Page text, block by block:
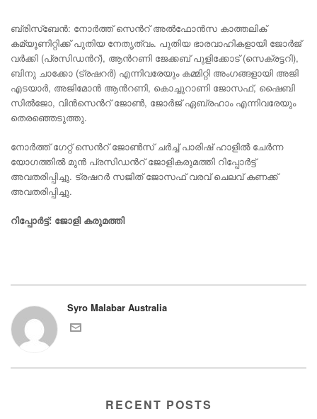
ബ്രിസ്ബേൻ: നോർത്ത് സെന്‍റ് അൽഫോൻസ കാത്തലിക്
കമ്യൂണിറ്റിക്ക് പുതിയ നേതൃത്വം. പുതിയ ഭാരവാഹികളായി ജോർജ്
വർക്കി (പ്രസിഡന്‍റ്), ആന്‍റണി ജേക്കബ് പുളിക്കോട് (സെക്രട്ടറി),
ബിനു ചാക്കോ (ട്രഷറർ) എന്നിവരേയും കമ്മിറ്റി അംഗങ്ങളായി അജി
എടയാർ, അജിമോൻ ആന്‍റണി, കൊച്ചുറാണി ജോസഫ്, ഷൈബി
സിൽജോ, വിൻസെന്‍റ് ജോൺ, ജോർജ് ഏബ്രഹാം എന്നിവരേയും
തെരഞ്ഞെടുത്തു.
നോർത്ത് ഗേറ്റ് സെന്‍റ് ജോൺസ് ചർച്ച് പാരിഷ് ഹാളിൽ ചേർന്ന
യോഗത്തിൽ മുൻ പ്രസിഡന്‍റ് ജോളികരുമത്തി റിപ്പോർട്ട്
അവതരിപ്പിച്ചു. ട്രഷറർ സജിത് ജോസഫ് വരവ് ചെലവ് കണക്ക്
അവതരിപ്പിച്ചു.
റിപ്പോർട്ട്: ജോളി കരുമത്തി
Syro Malabar Australia
RECENT POSTS